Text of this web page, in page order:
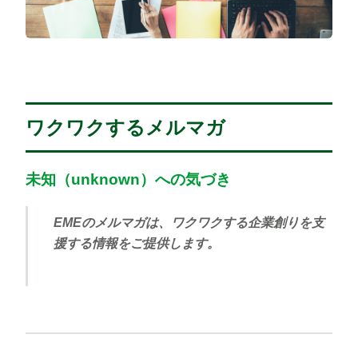
ワクワクするメルマガ
未知（unknown）への気づき
EMEのメルマガは、ワクワクする企業創りを支
援する情報をご提供します。